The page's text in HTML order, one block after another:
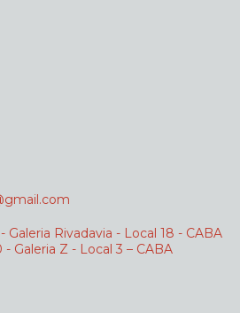
Galeria Rivadavia - Local 18 - CABA
Galeria Z - Local 3 – CABA